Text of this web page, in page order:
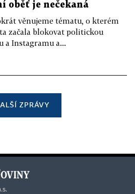
oběť je nečekaná
věnujeme tématu, o kterém
začala blokovat politickou
a Instagramu a...
ZPRÁVY